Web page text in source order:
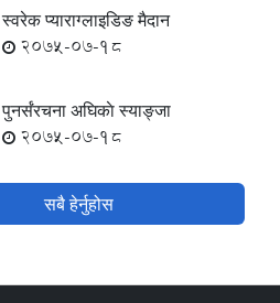
स्वरेक प्याराग्लाइडिङ मैदान
2075-07-18
पुनर्संरचना अघिकाे स्याङ्जा
2075-07-18
सबै हेर्नुहोस